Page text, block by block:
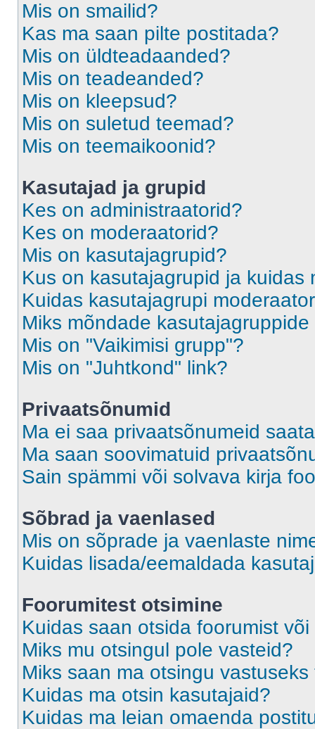
Mis on smailid?
Kas ma saan pilte postitada?
Mis on üldteadaanded?
Mis on teadeanded?
Mis on kleepsud?
Mis on suletud teemad?
Mis on teemaikoonid?
Kasutajad ja grupid
Kes on administraatorid?
Kes on moderaatorid?
Mis on kasutajagrupid?
Kus on kasutajagrupid ja kuidas
Kuidas kasutajagrupi
Miks mõndade
Mis on "Vaikimisi grupp"?
Mis on "Juhtkond" link?
Privaatsõnumid
Ma ei saa privaatsõnumeid
Ma saan soovimatuid
Sain spämmi või solvava kirja
Sõbrad ja vaenlased
Mis on sõprade ja vaenlaste
Kuidas lisada/eemaldada
Foorumitest otsimine
Kuidas saan otsida foorumist
Miks mu otsingul pole vasteid?
Miks saan ma otsingu
Kuidas ma otsin kasutajaid?
Kuidas ma leian omaenda